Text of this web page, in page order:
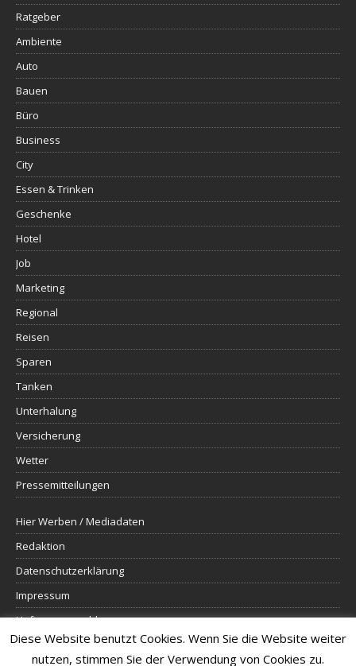
Ratgeber
Ambiente
Auto
Bauen
Büro
Business
City
Essen & Trinken
Geschenke
Hotel
Job
Marketing
Regional
Reisen
Sparen
Tanken
Unterhalung
Versicherung
Wetter
Pressemitteilungen
Hier Werben / Mediadaten
Redaktion
Datenschutzerklärung
Impressum
Haftungsausschluss
sitemap
Diese Website benutzt Cookies. Wenn Sie die Website weiter
nutzen, stimmen Sie der Verwendung von Cookies zu.